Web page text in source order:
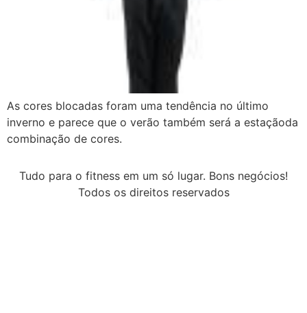
As cores blocadas foram uma tendência no último
inverno e parece que o verão também será a estaçãoda
combinação de cores.
Tudo para o fitness em um só lugar. Bons negócios!
Todos os direitos reservados